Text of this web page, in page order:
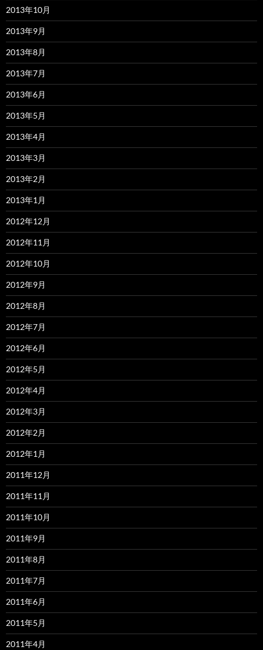
2013年10月
2013年9月
2013年8月
2013年7月
2013年6月
2013年5月
2013年4月
2013年3月
2013年2月
2013年1月
2012年12月
2012年11月
2012年10月
2012年9月
2012年8月
2012年7月
2012年6月
2012年5月
2012年4月
2012年3月
2012年2月
2012年1月
2011年12月
2011年11月
2011年10月
2011年9月
2011年8月
2011年7月
2011年6月
2011年5月
2011年4月